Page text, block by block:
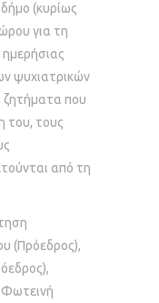
(κυρίως
για τη
ημερήσιας
ψυχιατρικών
ζητήματα που
του, τους
από τη
(Πρόεδρος),
Φωτεινή